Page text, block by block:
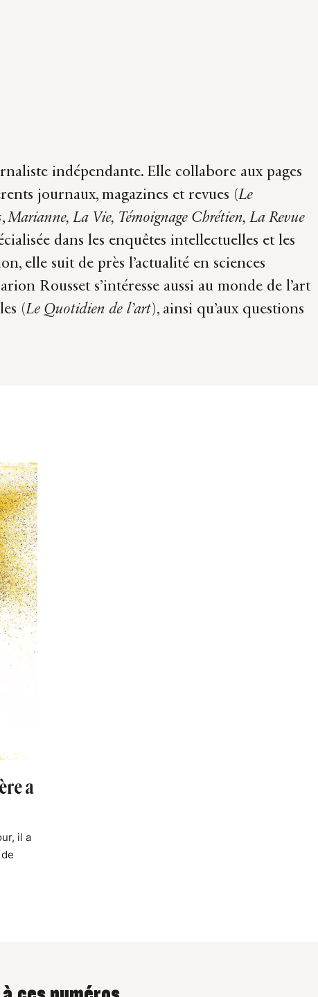
indépendante. Elle collabore aux pages
journaux, magazines et revues (Le
,Marianne, La Vie, Témoignage Chrétien, La Revue
dans les enquêtes intellectuelles et les
elle suit de près l’actualité en sciences
Rousset s’intéresse aussi au monde de l’art
(Le Quotidien de l’art), ainsi qu’aux questions
a
il a